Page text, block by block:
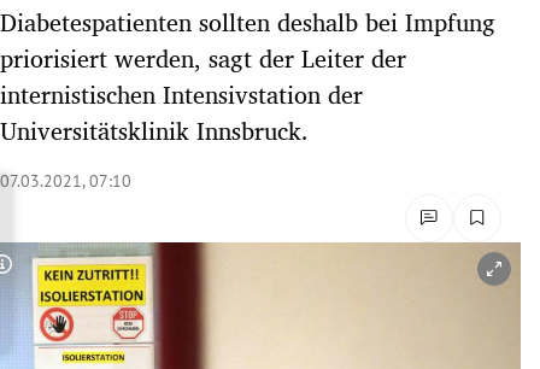
Untermenü
Untermenü
Untermenü
Untermenü
Untermenü
Diabetespatienten sollten deshalb bei Impfung
priorisiert werden, sagt der Leiter der
internistischen Intensivstation der
Universitätsklinik Innsbruck.
07.03.2021, 07:10
Copyright-Hinweis öffnen/schließen